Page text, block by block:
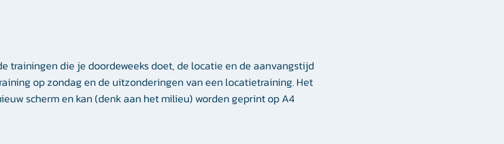
trainingen die je doordeweeks doet, de locatie en de aanvangstijd
op zondag en de uitzonderingen van een locatietraining. Het
scherm en kan (denk aan het milieu) worden geprint op A4